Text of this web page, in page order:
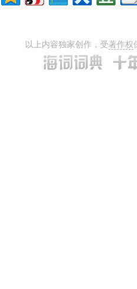
以上内容独家创作，受著作权